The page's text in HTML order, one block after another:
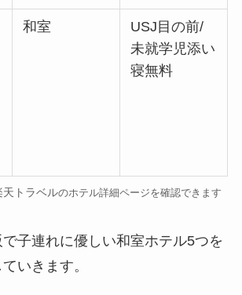
和室
USJ目の前/
未就学児添い
寝無料
天トラベルのホテル詳細ページを確認できます
子連れに優しい和室ホテル5つを
いきます。